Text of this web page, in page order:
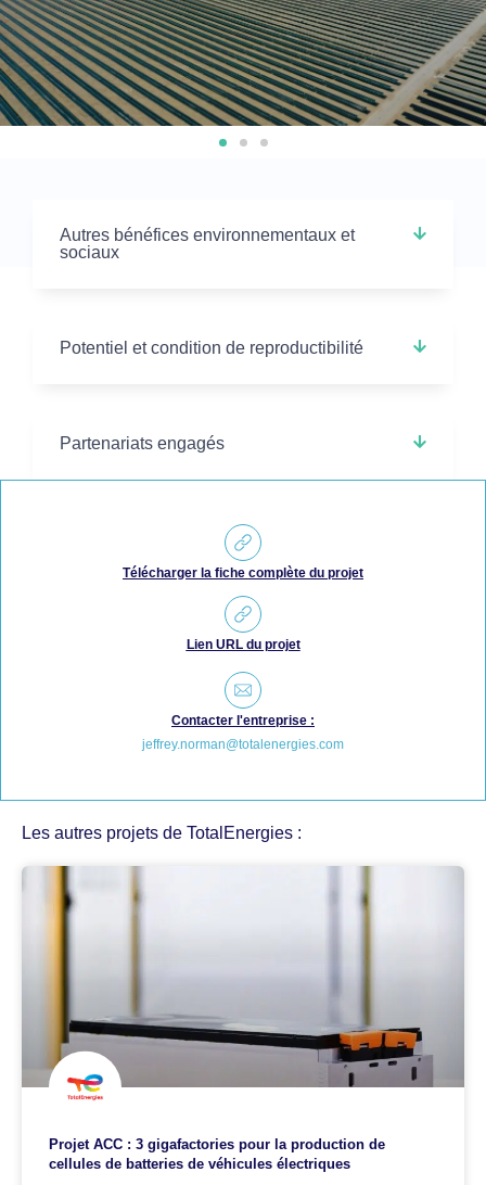
Autres bénéfices environnementaux et
sociaux
Potentiel et condition de reproductibilité
Partenariats engagés
Télécharger la fiche complète du projet
Lien URL du projet
Contacter l'entreprise :
jeffrey.norman@totalenergies.com
Les autres projets de TotalEnergies :
Projet ACC : 3 gigafactories pour la production de
cellules de batteries de véhicules électriques